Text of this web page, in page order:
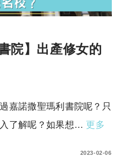
院】出產修女的
嘉諾撒聖瑪利書院呢？只
了解呢？如果想… 更多
2023-02-06